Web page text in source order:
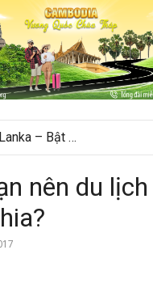
Du lịch Sri Lanka – Bật mí nên đi mùa nào đẹp
nên du lịch